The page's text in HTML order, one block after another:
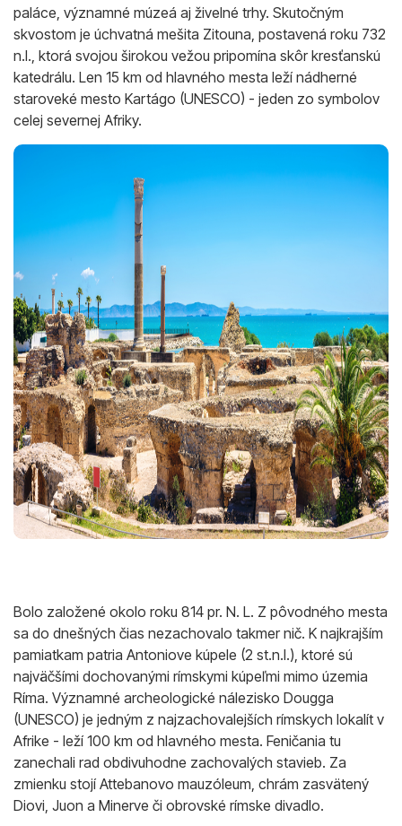
paláce, významné múzeá aj živelné trhy. Skutočným
skvostom je úchvatná mešita Zitouna, postavená roku 732
n.l., ktorá svojou širokou vežou pripomína skôr kresťanskú
katedrálu. Len 15 km od hlavného mesta leží nádherné
staroveké mesto Kartágo (UNESCO) - jeden zo symbolov
celej severnej Afriky.
Bolo založené okolo roku 814 pr. N. L. Z pôvodného mesta
sa do dnešných čias nezachovalo takmer nič. K najkrajším
pamiatkam patria Antoniove kúpele (2 st.n.l.), ktoré sú
najväčšími dochovanými rímskymi kúpeľmi mimo územia
Ríma. Významné archeologické nálezisko Dougga
(UNESCO) je jedným z najzachovalejších rímskych lokalít v
Afrike - leží 100 km od hlavného mesta. Feničania tu
zanechali rad obdivuhodne zachovalých stavieb. Za
zmienku stojí Attebanovo mauzóleum, chrám zasvätený
Diovi, Juon a Minerve či obrovské rímske divadlo.